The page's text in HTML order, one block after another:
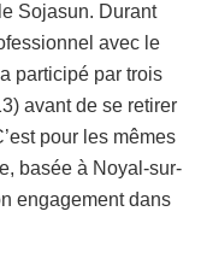
Sojasun. Durant
avec le
participé par trois
avant de se retirer
pour les mêmes
basée à Noyal-sur-
engagement dans